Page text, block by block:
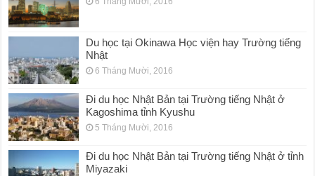
Du học tại Okinawa Học viện hay Trường tiếng
Nhật
6 Tháng Mười, 2016
Đi du học Nhật Bản tại Trường tiếng Nhật ở
Kagoshima tỉnh Kyushu
5 Tháng Mười, 2016
Đi du học Nhật Bản tại Trường tiếng Nhật ở tỉnh
Miyazaki